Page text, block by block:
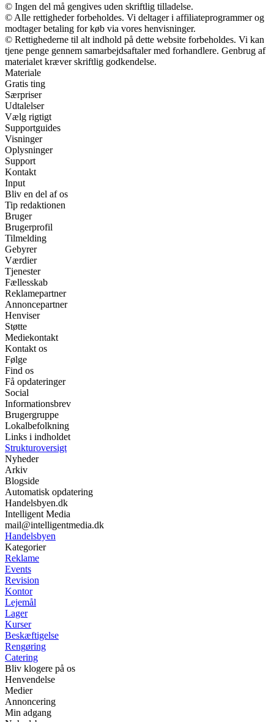
© Ingen del må gengives uden skriftlig tilladelse.
© Alle rettigheder forbeholdes. Vi deltager i affiliateprogrammer og
modtager betaling for køb via vores henvisninger.
© Rettighederne til alt indhold på dette website forbeholdes. Vi kan
tjene penge gennem samarbejdsaftaler med forhandlere. Genbrug af
materialet kræver skriftlig godkendelse.
Materiale
Gratis ting
Særpriser
Udtalelser
Vælg rigtigt
Supportguides
Visninger
Oplysninger
Support
Kontakt
Input
Bliv en del af os
Tip redaktionen
Bruger
Brugerprofil
Tilmelding
Gebyrer
Værdier
Tjenester
Fællesskab
Reklamepartner
Annoncepartner
Henviser
Støtte
Mediekontakt
Kontakt os
Følge
Find os
Få opdateringer
Social
Informationsbrev
Brugergruppe
Lokalbefolkning
Links i indholdet
Strukturoversigt
Nyheder
Arkiv
Blogside
Automatisk opdatering
Handelsbyen.dk
Intelligent Media
mail@intelligentmedia.dk
Handelsbyen
Kategorier
Reklame
Events
Revision
Kontor
Lejemål
Lager
Kurser
Beskæftigelse
Rengøring
Catering
Bliv klogere på os
Henvendelse
Medier
Annoncering
Min adgang